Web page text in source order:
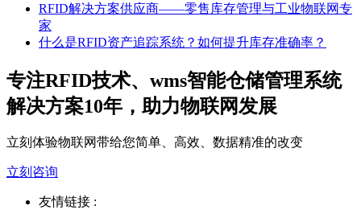
RFID解决方案供应商——零售库存管理与工业物联网专
家
什么是RFID资产追踪系统？如何提升库存准确率？
专注RFID技术、wms智能仓储管理系统
解决方案10年，助力物联网发展
立刻体验物联网带给您简单、高效、数据精准的改变
立刻咨询
友情链接 :